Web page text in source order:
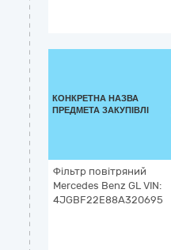
КОНКРЕТНА НАЗВА
ПРЕДМЕТА ЗАКУПІВЛІ
Фільтр повітряний
Mercedes Benz GL VIN:
4JGBF22E88A320695